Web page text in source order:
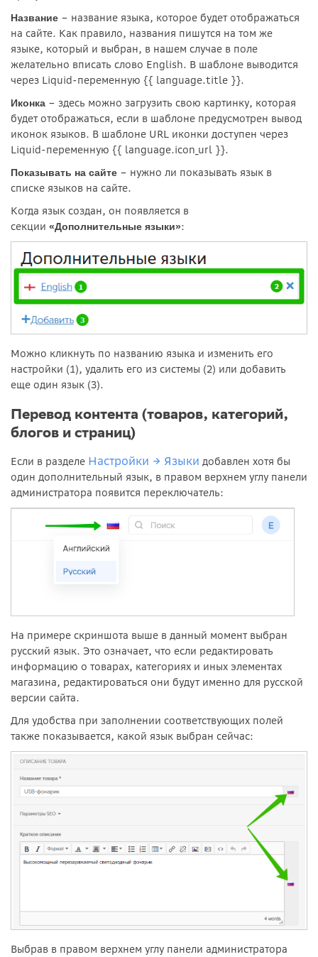
Название – название языка, которое будет отображаться
на сайте. Как правило, названия пишутся на том же
языке, который и выбран, в нашем случае в поле
желательно вписать слово English. В шаблоне выводится
через Liquid-переменную {{ language.title }}.
Иконка – здесь можно загрузить свою картинку, которая
будет отображаться, если в шаблоне предусмотрен вывод
иконок языков. В шаблоне URL иконки доступен через
Liquid-переменную {{ language.icon_url }}.
Показывать на сайте – нужно ли показывать язык в
списке языков на сайте.
Когда язык создан, он появляется в
секции «Дополнительные языки»:
Можно кликнуть по названию языка и изменить его
настройки (1), удалить его из системы (2) или добавить
еще один язык (3).
Перевод контента (товаров, категорий,
блогов и страниц)
Если в разделе Настройки → Языки добавлен хотя бы
один дополнительный язык, в правом верхнем углу панели
администратора появится переключатель:
На примере скриншота выше в данный момент выбран
русский язык. Это означает, что если редактировать
информацию о товарах, категориях и иных элементах
магазина, редактироваться они будут именно для русской
версии сайта.
Для удобства при заполнении соответствующих полей
также показывается, какой язык выбран сейчас:
Выбрав в правом верхнем углу панели администратора